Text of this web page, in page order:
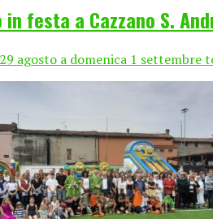
festa a Cazzano S.
agosto a domenica 1 settembre